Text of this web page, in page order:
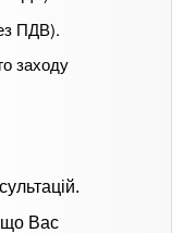
ПДВ).
заходу
що Вас